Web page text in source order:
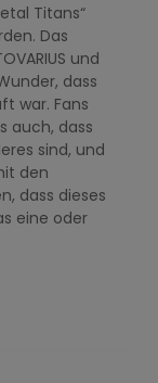
Titans“
Das
und
dass
war. Fans
auch, dass
sind, und
den
dass dieses
eine oder